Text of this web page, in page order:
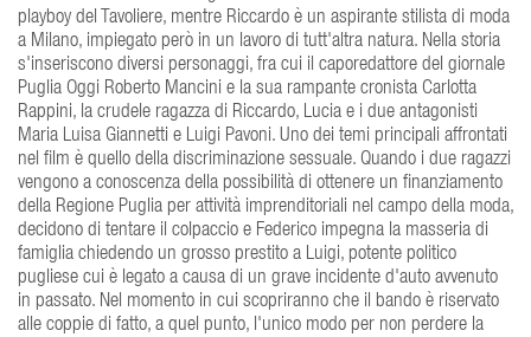
playboy del Tavoliere, mentre Riccardo è un aspirante stilista di moda
a Milano, impiegato però in un lavoro di tutt'altra natura. Nella storia
s'inseriscono diversi personaggi, fra cui il caporedattore del giornale
Puglia Oggi Roberto Mancini e la sua rampante cronista Carlotta
Rappini, la crudele ragazza di Riccardo, Lucia e i due antagonisti
Maria Luisa Giannetti e Luigi Pavoni. Uno dei temi principali affrontati
nel film è quello della discriminazione sessuale. Quando i due ragazzi
vengono a conoscenza della possibilità di ottenere un finanziamento
della Regione Puglia per attività imprenditoriali nel campo della moda,
decidono di tentare il colpaccio e Federico impegna la masseria di
famiglia chiedendo un grosso prestito a Luigi, potente politico
pugliese cui è legato a causa di un grave incidente d'auto avvenuto
in passato. Nel momento in cui scopriranno che il bando è riservato
alle coppie di fatto, a quel punto, l'unico modo per non perdere la